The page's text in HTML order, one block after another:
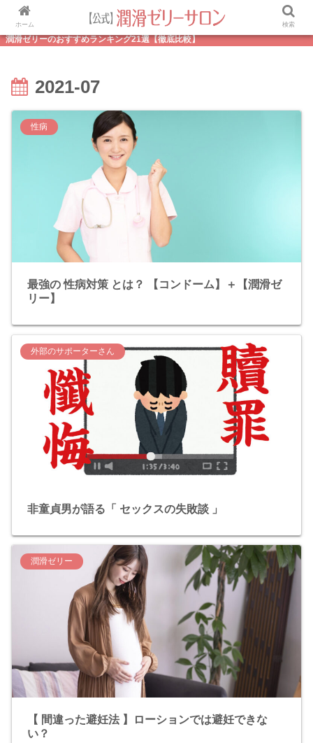
潤滑ゼリーのおすすめランキング21選【徹底比較】
2021-07
性病
最強の 性病対策 とは？ 【コンドーム】＋【潤滑ゼ
リー】
外部のサポーターさん
非童貞男が語る「 セックスの失敗談 」
潤滑ゼリー
【 間違った避妊法 】ローションでは避妊できな
い？
ホーム 検索